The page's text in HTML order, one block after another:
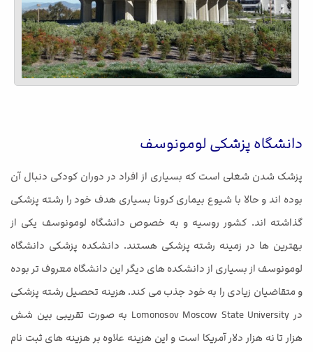
دانشگاه پزشکی لومونوسف
پزشک شدن شغلی است که بسیاری از افراد در دوران کودکی دنبال آن
بوده اند و حالا با شیوع بیماری کرونا بسیاری هدف خود را رشته پزشکی
گذاشته اند. کشور روسیه و به خصوص دانشگاه لومونوسف یکی از
بهترین ها در زمینه رشته پزشکی هستند. دانشکده پزشکی دانشگاه
لومونوسف از بسیاری از دانشکده های دیگر این دانشگاه معروف تر بوده
و متقاضیان زیادی را به خود جذب می کند. هزینه تحصیل رشته پزشکی
در Lomonosov Moscow State University به صورت تقریبی بین شش
هزار تا نه هزار دلار آمریکا است و این هزینه علاوه بر هزینه های ثبت نام